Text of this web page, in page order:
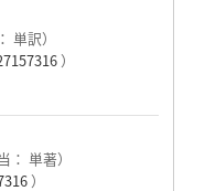
単訳）
）
単著）
）